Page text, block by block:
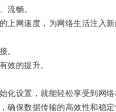
流畅。
网速度，为网络生活注入新
。
效的提升。
设置，就能轻松享受到网络
保数据传输的高效性和稳定